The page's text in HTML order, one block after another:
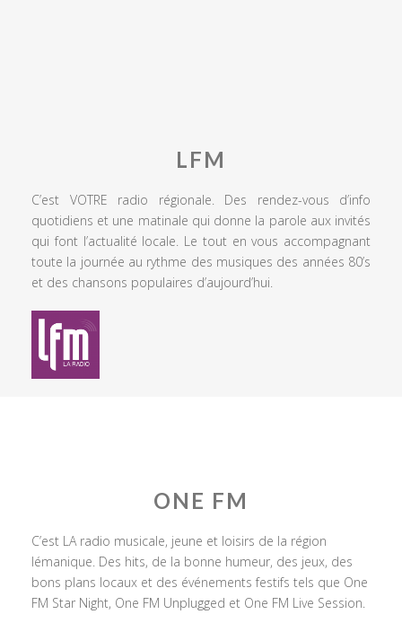
LFM
C’est VOTRE radio régionale. Des rendez-vous d’info
quotidiens et une matinale qui donne la parole aux invités
qui font l’actualité locale. Le tout en vous accompagnant
toute la journée au rythme des musiques des années 80’s
et des chansons populaires d’aujourd’hui.
ONE FM
C’est LA radio musicale, jeune et loisirs de la région
lémanique. Des hits, de la bonne humeur, des jeux, des
bons plans locaux et des événements festifs tels que One
FM Star Night, One FM Unplugged et One FM Live Session.